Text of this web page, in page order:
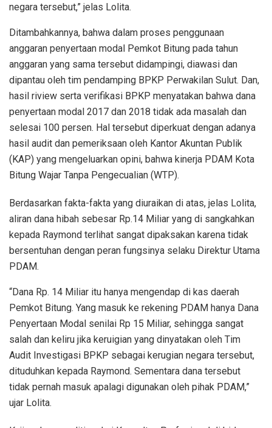
negara tersebut,” jelas Lolita.
Ditambahkannya, bahwa dalam proses penggunaan
anggaran penyertaan modal Pemkot Bitung pada tahun
anggaran yang sama tersebut didampingi, diawasi dan
dipantau oleh tim pendamping BPKP Perwakilan Sulut. Dan,
hasil riview serta verifikasi BPKP menyatakan bahwa dana
penyertaan modal 2017 dan 2018 tidak ada masalah dan
selesai 100 persen. Hal tersebut diperkuat dengan adanya
hasil audit dan pemeriksaan oleh Kantor Akuntan Publik
(KAP) yang mengeluarkan opini, bahwa kinerja PDAM Kota
Bitung Wajar Tanpa Pengecualian (WTP).
Berdasarkan fakta-fakta yang diuraikan di atas, jelas Lolita,
aliran dana hibah sebesar Rp.14 Miliar yang di sangkahkan
kepada Raymond terlihat sangat dipaksakan karena tidak
bersentuhan dengan peran fungsinya selaku Direktur Utama
PDAM.
“Dana Rp. 14 Miliar itu hanya mengendap di kas daerah
Pemkot Bitung. Yang masuk ke rekening PDAM hanya Dana
Penyertaan Modal senilai Rp 15 Miliar, sehingga sangat
salah dan keliru jika keruigian yang dinyatakan oleh Tim
Audit Investigasi BPKP sebagai kerugian negara tersebut,
dituduhkan kepada Raymond. Sementara dana tersebut
tidak pernah masuk apalagi digunakan oleh pihak PDAM,”
ujar Lolita.